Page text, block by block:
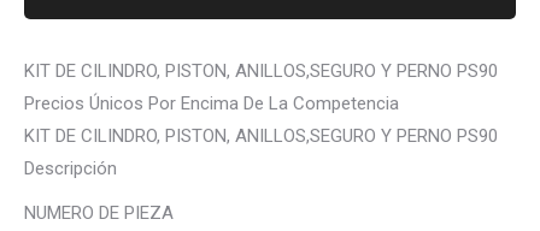
KIT DE CILINDRO, PISTON, ANILLOS,SEGURO Y PERNO PS90
Precios Únicos Por Encima De La Competencia
KIT DE CILINDRO, PISTON, ANILLOS,SEGURO Y PERNO PS90
Descripción
NUMERO DE PIEZA